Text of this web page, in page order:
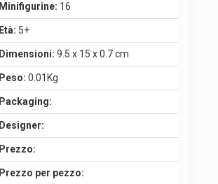
Minifigurine: 16
Età: 5+
Dimensioni: 9.5 x 15 x 0.7 cm
Peso: 0.01Kg
Packaging:
Designer:
Prezzo:
Prezzo per pezzo: